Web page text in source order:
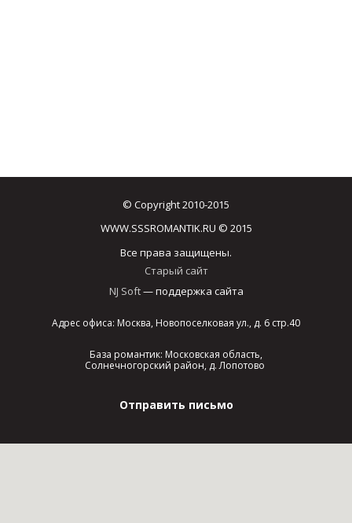
© Copyright 2010-2015
WWW.SSSROMANTIK.RU © 2015
Все права защищены.
Старый сайт
NJ Soft— поддержка сайта
Адрес офиса: Москва, Новопоселковая ул., д. 6 стр.40
База романтик: Московская область,
Солнечногорский район, д. Лопотово
Отправить письмо